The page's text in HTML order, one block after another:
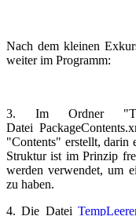
Nach dem kleinen
weiter im Programm:
3. Im Ordner
Datei
"Contents" erstellt, darin
Struktur ist im Prinzip
werden verwendet, um
zu haben.
4. Die Datei